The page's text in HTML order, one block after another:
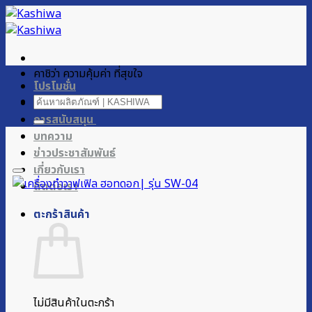
ข้าม
ไป
เนื้อหา
โปรโมชั่น
ผลิตภัณฑ์ของเรา
การสนับสนุน
บทความ
ข่าวประชาสัมพันธ์
เกี่ยวกับเรา
ติดต่อเรา
ตะกร้าสินค้า
ไม่มีสินค้าในตะกร้า
คาชิว่า ความคุ้มค่า ที่สุขใจ
ค้นหา: